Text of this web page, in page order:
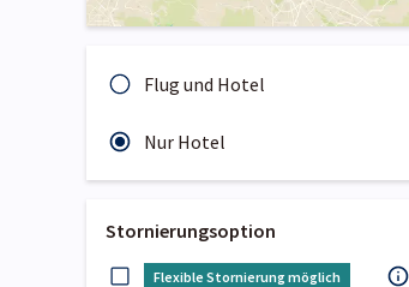
Flug und Hotel
Nur Hotel
Stornierungsoption
Flexible Stornierung möglich